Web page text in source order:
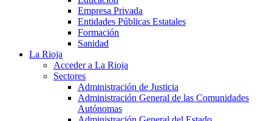
Empresa Privada
Entidades Públicas Estatales
Formación
Sanidad
La Rioja
Acceder a La Rioja
Sectores
Administración de Justicia
Administración General de las Comunidades
Autónomas